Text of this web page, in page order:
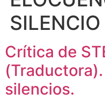
SILENCIO
Crítica de
silencios.